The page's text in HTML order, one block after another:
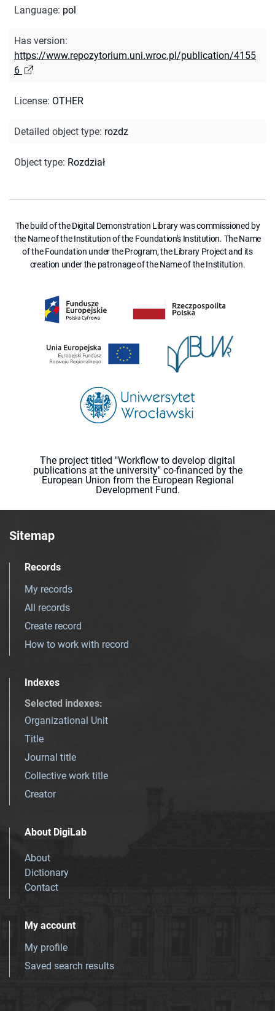
Language: pol
Has version:
https://www.repozytorium.uni.wroc.pl/publication/4155
6
License: OTHER
Detailed object type: rozdz
Object type: Rozdział
The build of the Digital Demonstration Library was commissioned by
the Name of the Institution of the Foundation's Institution. The Name
of the Foundation under the Program, the Library Project and its
creation under the patronage of the Name of the Institution.
The project titled "Workflow to develop digital
publications at the university" co-financed by the
European Union from the European Regional
Development Fund.
Sitemap
Records
My records
All records
Create record
How to work with record
Indexes
Selected indexes:
Organizational Unit
Title
Journal title
Collective work title
Creator
About DigiLab
About
Dictionary
Contact
My account
My profile
Saved search results